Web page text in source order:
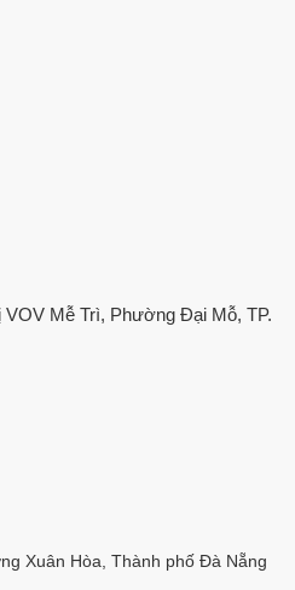
VOV Mễ Trì, Phường Đại Mỗ, TP.
Xuân Hòa, Thành phố Đà Nẵng